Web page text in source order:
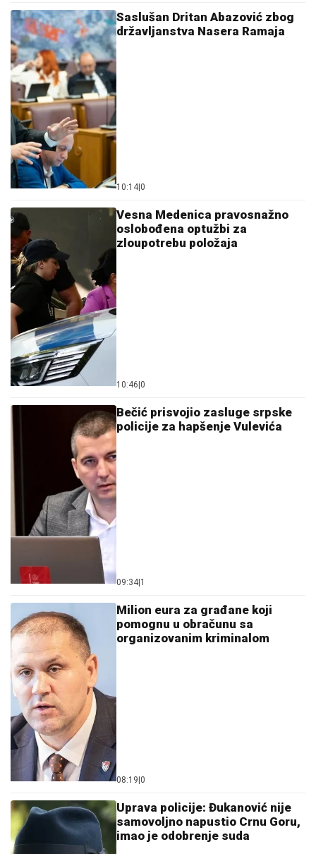
Saslušan Dritan Abazović zbog
državljanstva Nasera Ramaja
10:14|0
Vesna Medenica pravosnažno
oslobođena optužbi za
zloupotrebu položaja
10:46|0
Bečić prisvojio zasluge srpske
policije za hapšenje Vulevića
09:34|1
Milion eura za građane koji
pomognu u obračunu sa
organizovanim kriminalom
08:19|0
Uprava policije: Đukanović nije
samovoljno napustio Crnu Goru,
imao je odobrenje suda